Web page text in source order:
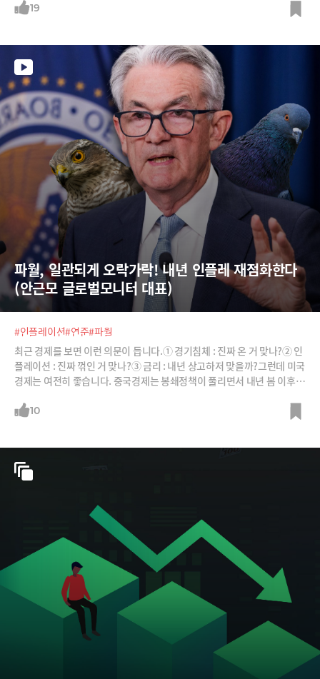
면서도 고흐가 가장 사랑했던 고갱의 이야기도 들어보시죠.
19
파월, 일관되게 오락가락! 내년 인플레 재점화한다
(안근모 글로벌모니터 대표)
#인플레이션#연준#파월
최근 경제를 보면 이런 의문이 듭니다.① 경기침체 : 진짜 온 거 맞나?② 인
플레이션 : 진짜 꺾인 거 맞나?③ 금리 : 내년 상고하저 맞을까?그런데 미국
경제는 여전히 좋습니다. 중국경제는 봉쇄정책이 풀리면서 내년 봄 이후
오히려 잠시 회복할 수도 있구요. 이렇게 되면 다시 인플레가 재점화할 수
도로 잘못된 길로 가고 있다. 파월은 취임이후 일관되게 오락가락하고 있
10